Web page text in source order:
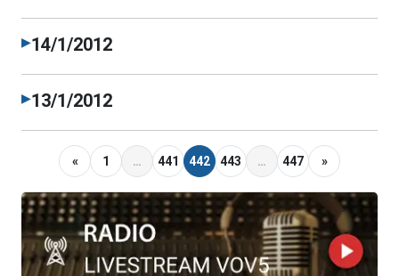
▶14/1/2012
▶13/1/2012
« 1 … 441 442 443 … 447 »